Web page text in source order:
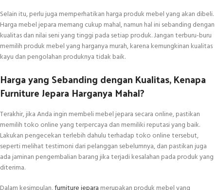
Selain itu, perlu juga memperhatikan harga produk mebel yang akan dibeli.
Harga mebel jepara memang cukup mahal, namun hal ini sebanding dengan
kualitas dan nilai seni yang tinggi pada setiap produk. Jangan terburu-buru
memilih produk mebel yang harganya murah, karena kemungkinan kualitas
kayu dan pengolahan produknya tidak baik.
Harga yang Sebanding dengan Kualitas, Kenapa
Furniture Jepara Harganya Mahal?
Terakhir, jika Anda ingin membeli mebel jepara secara online, pastikan
memilih toko online yang terpercaya dan memiliki reputasi yang baik.
Lakukan pengecekan terlebih dahulu terhadap toko online tersebut,
seperti melihat testimoni dari pelanggan sebelumnya, dan pastikan juga
ada jaminan pengembalian barang jika terjadi kesalahan pada produk yang
diterima.